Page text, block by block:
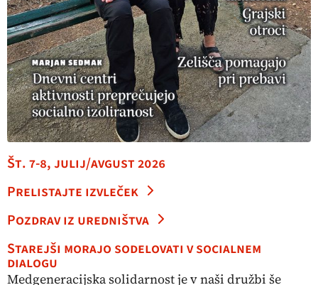
Št. 7-8, julij/avgust 2026
Prelistajte izvleček
Pozdrav iz uredništva
Starejši morajo sodelovati v socialnem
dialogu
Medgeneracijska solidarnost je v naši družbi še